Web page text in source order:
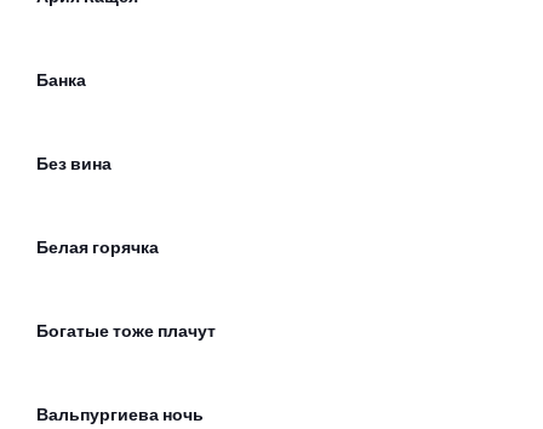
Банка
Без вина
Белая горячка
Богатые тоже плачут
Вальпургиева ночь